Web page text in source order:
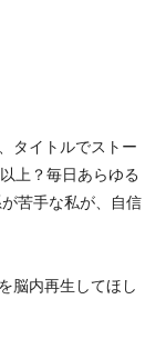
タイトルでストー
上？毎日あらゆる
苦手な私が、自信
脳内再生してほし